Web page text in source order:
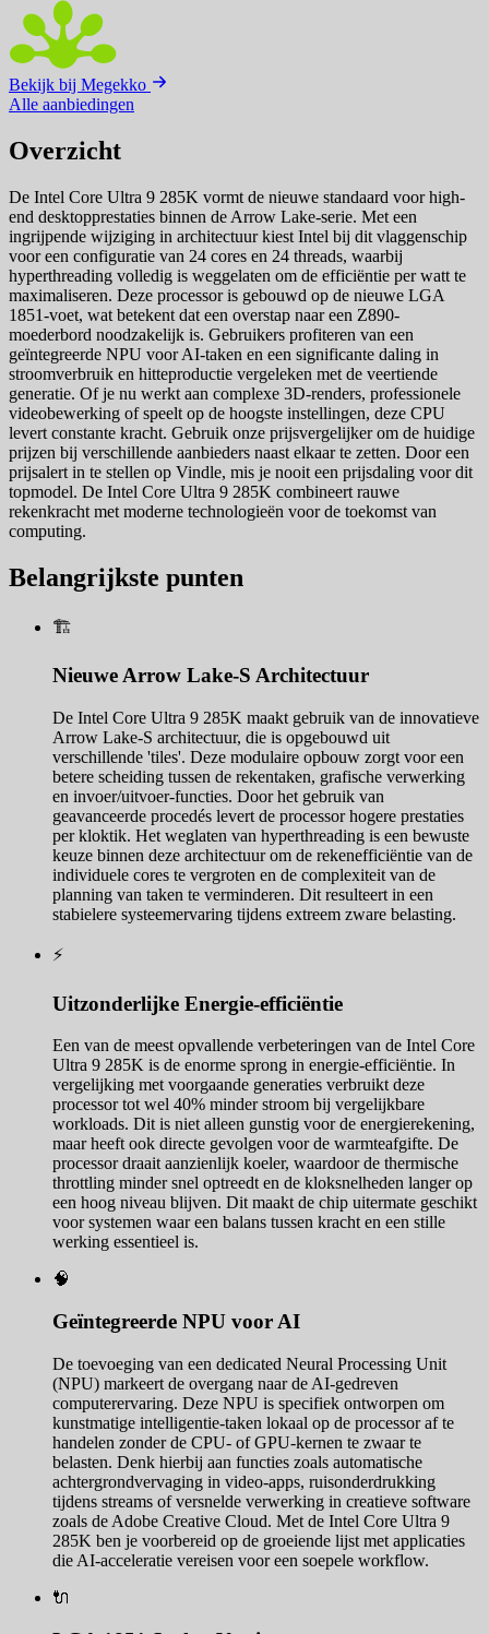
Bekijk bij Megekko
Alle aanbiedingen
Overzicht
De Intel Core Ultra 9 285K vormt de nieuwe standaard voor high-
end desktopprestaties binnen de Arrow Lake-serie. Met een
ingrijpende wijziging in architectuur kiest Intel bij dit vlaggenschip
voor een configuratie van 24 cores en 24 threads, waarbij
hyperthreading volledig is weggelaten om de efficiëntie per watt te
maximaliseren. Deze processor is gebouwd op de nieuwe LGA
1851-voet, wat betekent dat een overstap naar een Z890-
moederbord noodzakelijk is. Gebruikers profiteren van een
geïntegreerde NPU voor AI-taken en een significante daling in
stroomverbruik en hitteproductie vergeleken met de veertiende
generatie. Of je nu werkt aan complexe 3D-renders, professionele
videobewerking of speelt op de hoogste instellingen, deze CPU
levert constante kracht. Gebruik onze prijsvergelijker om de huidige
prijzen bij verschillende aanbieders naast elkaar te zetten. Door een
prijsalert in te stellen op Vindle, mis je nooit een prijsdaling voor dit
topmodel. De Intel Core Ultra 9 285K combineert rauwe
rekenkracht met moderne technologieën voor de toekomst van
computing.
Belangrijkste punten
🏗️
Nieuwe Arrow Lake-S Architectuur
De Intel Core Ultra 9 285K maakt gebruik van de innovatieve
Arrow Lake-S architectuur, die is opgebouwd uit
verschillende 'tiles'. Deze modulaire opbouw zorgt voor een
betere scheiding tussen de rekentaken, grafische verwerking
en invoer/uitvoer-functies. Door het gebruik van
geavanceerde procedés levert de processor hogere prestaties
per kloktik. Het weglaten van hyperthreading is een bewuste
keuze binnen deze architectuur om de rekenefficiëntie van de
individuele cores te vergroten en de complexiteit van de
planning van taken te verminderen. Dit resulteert in een
stabielere systeemervaring tijdens extreem zware belasting.
⚡
Uitzonderlijke Energie-efficiëntie
Een van de meest opvallende verbeteringen van de Intel Core
Ultra 9 285K is de enorme sprong in energie-efficiëntie. In
vergelijking met voorgaande generaties verbruikt deze
processor tot wel 40% minder stroom bij vergelijkbare
workloads. Dit is niet alleen gunstig voor de energierekening,
maar heeft ook directe gevolgen voor de warmteafgifte. De
processor draait aanzienlijk koeler, waardoor de thermische
throttling minder snel optreedt en de kloksnelheden langer op
een hoog niveau blijven. Dit maakt de chip uitermate geschikt
voor systemen waar een balans tussen kracht en een stille
werking essentieel is.
🧠
Geïntegreerde NPU voor AI
De toevoeging van een dedicated Neural Processing Unit
(NPU) markeert de overgang naar de AI-gedreven
computerervaring. Deze NPU is specifiek ontworpen om
kunstmatige intelligentie-taken lokaal op de processor af te
handelen zonder de CPU- of GPU-kernen te zwaar te
belasten. Denk hierbij aan functies zoals automatische
achtergrondvervaging in video-apps, ruisonderdrukking
tijdens streams of versnelde verwerking in creatieve software
zoals de Adobe Creative Cloud. Met de Intel Core Ultra 9
285K ben je voorbereid op de groeiende lijst met applicaties
die AI-acceleratie vereisen voor een soepele workflow.
🔌